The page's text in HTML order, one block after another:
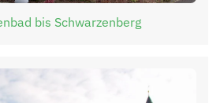
bis Schwarzenberg